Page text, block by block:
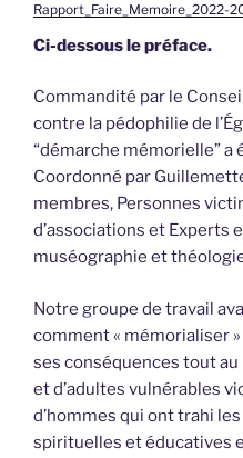
Rapport_Faire_Memoire_2022-
Ci-dessous le préface.
Commandité par le
contre la pédophilie de
“démarche mémorielle” a
Coordonné par
membres, Personnes
d’associations et Experts
muséographie et
Notre groupe de travail
comment « mémorialiser
ses conséquences tout au
et d’adultes vulnérables
d’hommes qui ont trahi
spirituelles et éducatives